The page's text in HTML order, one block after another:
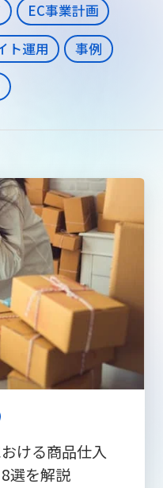
EC事業計画
ト運用
事例
ける商品仕入
選を解説